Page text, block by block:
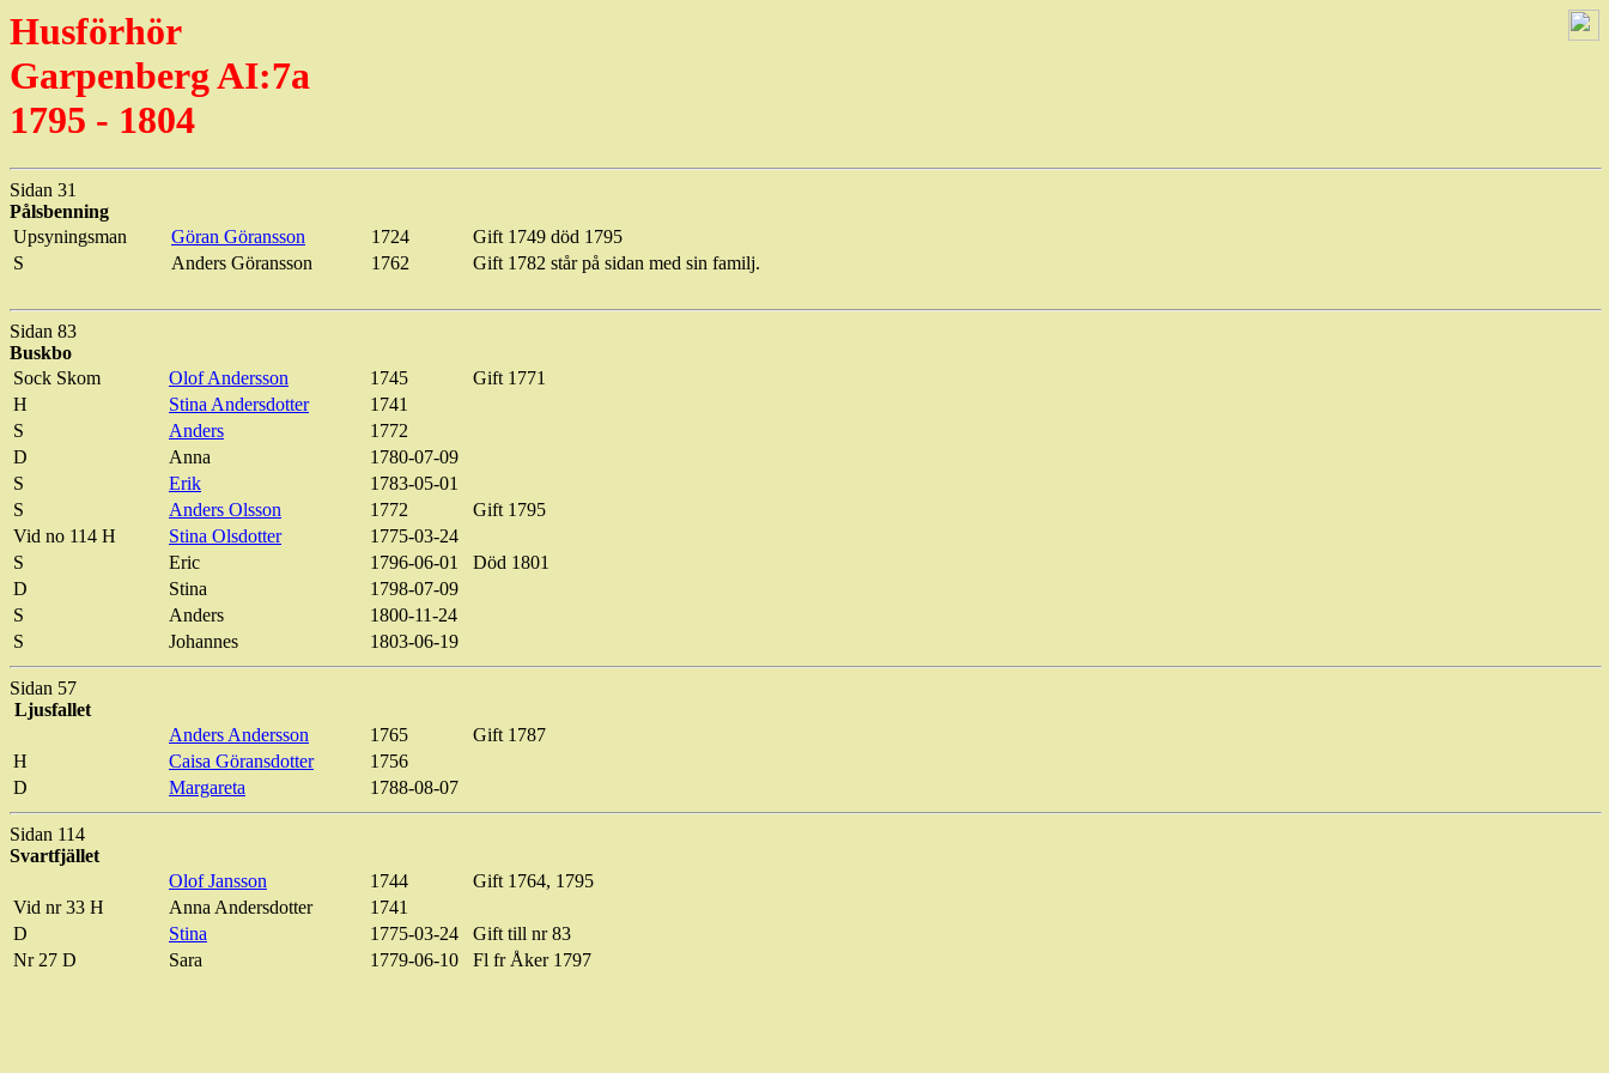
Husförhör
Garpenberg AI:7a
1795 - 1804
Sidan 31
Pålsbenning
Upsyningsman
Göran Göransson 1724
Gift 1749 död 1795
S
Anders Göransson 1762 Gift 1782 står på sidan med sin familj.
Sidan 83
Buskbo
Sock Skom Olof Andersson 1745
Gift 1771
H
Stina Andersdotter
1741
S
Anders
1772
D
Anna
1780-07-09
S
Erik
1783-05-01
S
Anders Olsson 1772
Gift 1795
Vid no 114 H
Stina Olsdotter
1775-03-24
S
Eric 1796-06-01
Död 1801
D
Stina
1798-07-09
S
Anders
1800-11-24
S
Johannes 1803-06-19
Sidan 57
Ljusfallet
Anders Andersson
1765
Gift 1787
H
Caisa Göransdotter
1756
D
Margareta 1788-08-07
Sidan 114
Svartfjället
Olof Jansson
1744
Gift 1764, 1795
Vid nr 33 H
Anna Andersdotter
1741
D
Stina 1775-03-24
Gift till nr 83
Nr 27 D
Sara 1779-06-10 Fl fr Åker 1797